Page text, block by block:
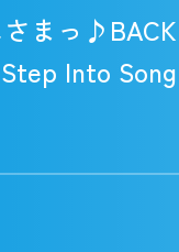
まっ
Into